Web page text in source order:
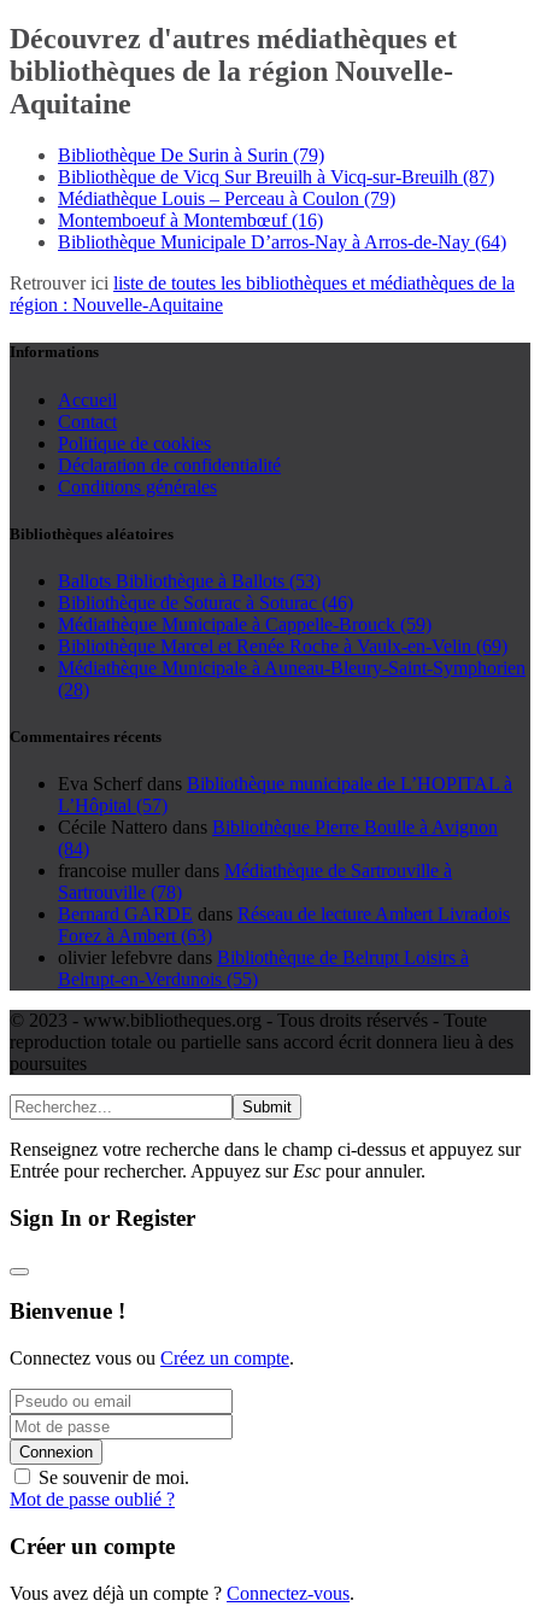
Découvrez d'autres médiathèques et
bibliothèques de la région Nouvelle-
Aquitaine
Bibliothèque De Surin à Surin (79)
Bibliothèque de Vicq Sur Breuilh à Vicq-sur-Breuilh (87)
Médiathèque Louis – Perceau à Coulon (79)
Montemboeuf à Montembœuf (16)
Bibliothèque Municipale D’arros-Nay à Arros-de-Nay (64)
Retrouver ici liste de toutes les bibliothèques et médiathèques de la
région : Nouvelle-Aquitaine
Informations
Accueil
Contact
Politique de cookies
Déclaration de confidentialité
Conditions générales
Bibliothèques aléatoires
Ballots Bibliothèque à Ballots (53)
Bibliothèque de Soturac à Soturac (46)
Médiathèque Municipale à Cappelle-Brouck (59)
Bibliothèque Marcel et Renée Roche à Vaulx-en-Velin (69)
Médiathèque Municipale à Auneau-Bleury-Saint-Symphorien
(28)
Commentaires récents
Eva Scherf dans Bibliothèque municipale de L’HOPITAL à
L’Hôpital (57)
Cécile Nattero dans Bibliothèque Pierre Boulle à Avignon
(84)
francoise muller dans Médiathèque de Sartrouville à
Sartrouville (78)
Bernard GARDE dans Réseau de lecture Ambert Livradois
Forez à Ambert (63)
olivier lefebvre dans Bibliothèque de Belrupt Loisirs à
Belrupt-en-Verdunois (55)
© 2023 - www.bibliotheques.org - Tous droits réservés - Toute
reproduction totale ou partielle sans accord écrit donnera lieu à des
poursuites
Submit
Renseignez votre recherche dans le champ ci-dessus et appuyez sur
Entrée pour rechercher. Appuyez sur Esc pour annuler.
Sign In or Register
Bienvenue !
Connectez vous ou Créez un compte.
Connexion
Se souvenir de moi.
Mot de passe oublié ?
Créer un compte
Vous avez déjà un compte ? Connectez-vous.